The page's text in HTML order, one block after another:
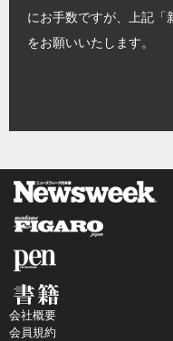
にお手数ですが、上記
をお願いいたします。
会社概要
会員規約